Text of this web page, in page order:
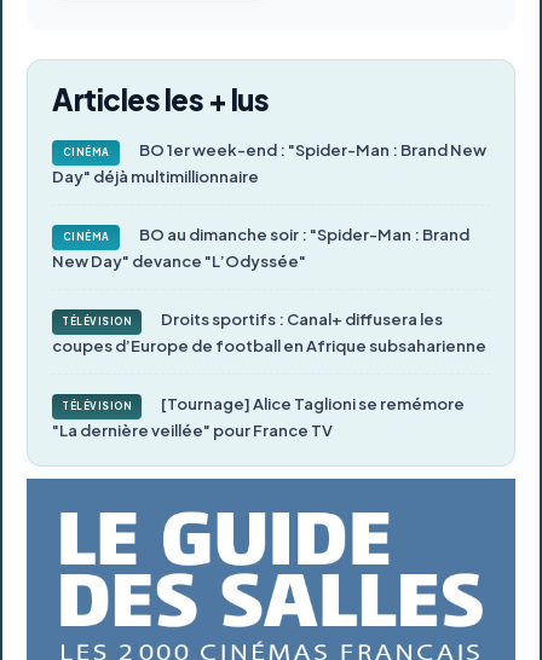
Articles les + lus
CINÉMA
BO 1er week-end : "Spider-Man : Brand New
Day" déjà multimillionnaire
CINÉMA
BO au dimanche soir : "Spider-Man : Brand
New Day" devance "L’Odyssée"
TÉLÉVISION
Droits sportifs : Canal+ diffusera les
coupes d’Europe de football en Afrique subsaharienne
TÉLÉVISION
[Tournage] Alice Taglioni se remémore
"La dernière veillée" pour France TV